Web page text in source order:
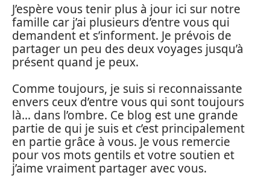
J’espère vous tenir plus à jour ici sur notre
famille car j’ai plusieurs d’entre vous qui
demandent et s’informent. Je prévois de
partager un peu des deux voyages jusqu’à
présent quand je peux.
Comme toujours, je suis si reconnaissante
envers ceux d’entre vous qui sont toujours
là… dans l’ombre. Ce blog est une grande
partie de qui je suis et c’est principalement
en partie grâce à vous. Je vous remercie
pour vos mots gentils et votre soutien et
j’aime vraiment partager avec vous.